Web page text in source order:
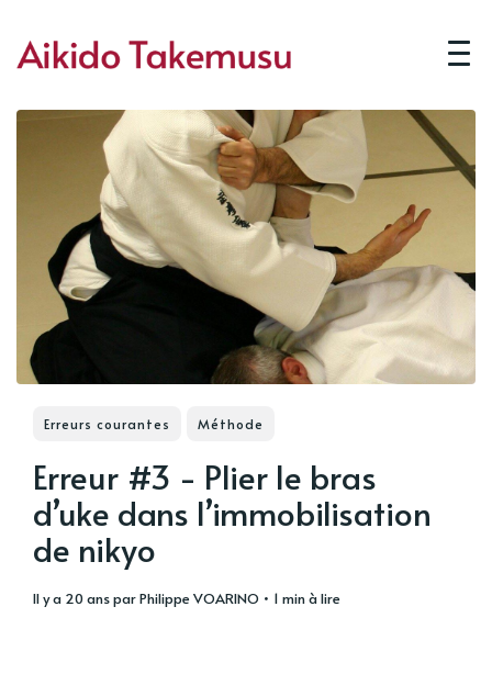
Erreurs courantes Méthode
Erreur #3 - Plier le bras
d’uke dans l’immobilisation
de nikyo
il y a 20 ansparPhilippe VOARINO • 1 min à lire